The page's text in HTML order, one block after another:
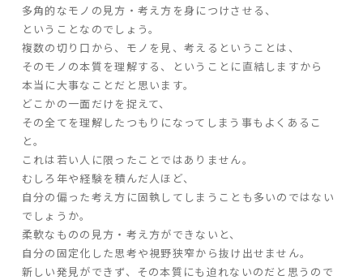
家づくりの流れ
よくあるご質問
企業情報
採用情報
暮らしの器
多角的なモノの見方・考え方を身につけさせる、
ということなのでしょう。
複数の切り口から、モノを見、考えるということは、
そのモノの本質を理解する、ということに直結しますから
本当に大事なことだと思います。
どこかの一面だけを捉えて、
その全てを理解したつもりになってしまう事もよくあるこ
と。
これは若い人に限ったことではありません。
むしろ年や経験を積んだ人ほど、
自分の偏った考え方に固執してしまうことも多いのではない
でしょうか。
柔軟なものの見方・考え方ができないと、
自分の固定化した思考や視野狭窄から抜け出せません。
新しい発見ができず、その本質にも迫れないのだと思うので